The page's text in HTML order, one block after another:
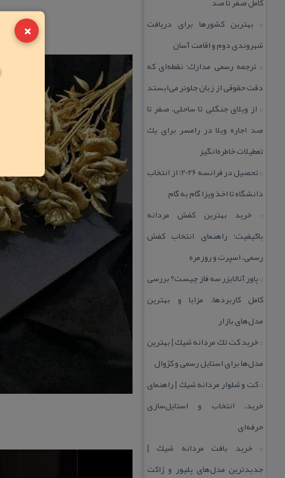
× :: بهترین كشورها برای دریافت
شهروندی دوم و اقامت آسان
:: ترجمه رسمی مدارك؛ نقطه‌ای كه
دقت حقوقی از زبان جلوتر می‌ایستد
:: از ویلای جنگلی تا ساحلی، صفر تا
صد اجاره ویلا در رامسر برای یك
تعطیلات خاطره‌انگیز
::
تحصیل در فرانسه 2026؛ از انتخاب
دانشگاه تا اخذ ویزا گام به گام
::خرید بهترین كفش مردانه
باكیفیت؛ راهنمای انتخاب كفش
رسمی، اسپرت و روزمره
:: پاور آنالایزر سه فاز چیست؟ بررسی
كامل كاربردها، مزایا و بهترین
مدل‌های بازار
::خرید كت تك مردانه شیك | بهترین
مدل‌ها برای استایل رسمی و كژوال
::كت و شلوار مردانه شیك | راهنمای
خرید، انتخاب و استایل‌سازی
حرفه‌ای
::خرید بافت مردانه شیك |
جدیدترین مدل‌های پلیور و ژاكت